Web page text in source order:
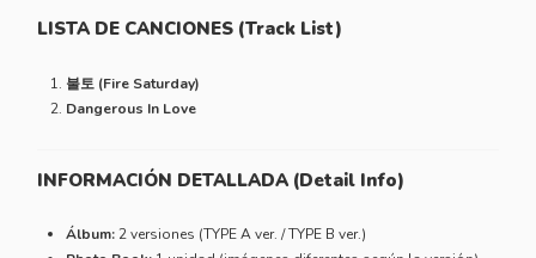
LISTA DE CANCIONES (Track List)
불토 (Fire Saturday)
Dangerous In Love
INFORMACIÓN DETALLADA (Detail Info)
Álbum:2 versiones (TYPE A ver. / TYPE B ver.)